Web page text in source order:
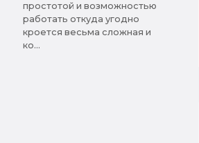
простотой и возможностью
работать откуда угодно
кроется весьма сложная и
ко...